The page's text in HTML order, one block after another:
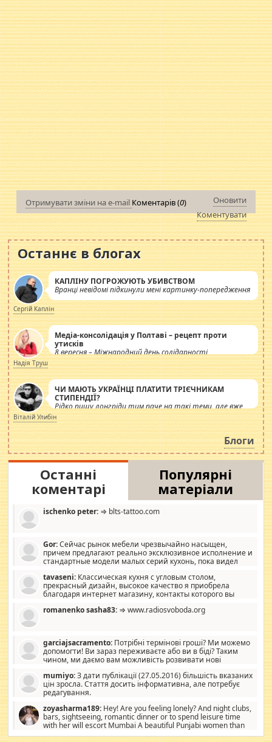
Отримувати зміни на e-mail Коментарів (0)
Оновити
Коментувати
Останнє в блогах
КАПЛІНУ ПОГРОЖУЮТЬ УБИВСТВОМ
Вранці невідомі підкинули мені картинку-попередження
Сергій Каплін
Медіа-консолідація у Полтаві – рецепт проти
утисків
8 вересня – Міжнародний день солідарності
журналістів.
Надія Труш
ЧИ МАЮТЬ УКРАЇНЦІ ПЛАТИТИ ТРІЄЧНИКАМ
СТИПЕНДІЇ?
Рідко пишу лонгріди тим паче на такі теми, але вже
просто дістало! Обурюють сьогоднішні інсенуації
навколо стипендіального питання. Штучно
роздувається ще одна соціальна катастрофа.
Віталій Улибін
Блоги
Останні
коментарі
Популярні
матеріали
ischenko peter: ⇒ blts-tattoo.com
Gor:Сейчас рынок мебели чрезвычайно насыщен,
причем предлагают реально эксклюзивное исполнение и
стандартные модели малых серий кухонь, пока видел
стандартные формы, в MebelOk, креативненько и что главное -
со вкусом все в порядке, без ненужных наворотов удорожающих
мебель, а это не последний фактор.
tavaseni: Классическая кухня с угловым столом,
прекрасный дизайн, высокое качество я приобрела
благодаря интернет магазину, контакты которого вы
romanenko sasha83: ⇒ www.radiosvoboda.org
garciajsacramento: Потрібні термінові гроші? Ми можемо
допомогти! Ви зараз переживаєте або ви в біді? Таким
чином, ми даємо вам можливість розвивати нові
допомагати людям, які намагаються дати їм шанс. Кожен
заслуговує на другий шанс, і, оскільки влада не зможе, вони
повинні приймати від інших. Для нас нема багато суми, і зрілість
витрат, а тільки узгоджених сум і нічого іншого. Не чекайте і не
коментуйте цей пост. Введіть суму, яку ви хочете подати, і ми
зв'яжемося з вами з усіма варіантами. зв'яжіться з нами
сьогодні на garciajsacramento@gmail.com Вам потрібні термінові
mumiyo:З дати публікації (27.05.2016) більшість вказаних
цін зросла. Стаття досить інформативна, але потребує
редагування.
zoyasharma189: Hey! Are you feeling lonely? And night clubs,
bars, sightseeing, romantic dinner or to spend leisure time
with her will escort Mumbai A beautiful Punjabi women than
sexy escort companion in arms that you guys feel like 5 star luxury